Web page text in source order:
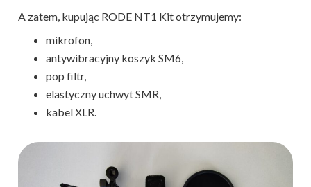
A zatem, kupując RODE NT1 Kit otrzymujemy:
mikrofon,
antywibracyjny koszyk SM6,
pop filtr,
elastyczny uchwyt SMR,
kabel XLR.